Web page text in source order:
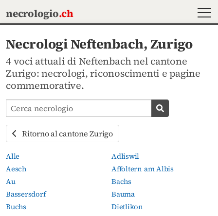
necrologio.ch
Necrologi Neftenbach, Zurigo
4 voci attuali di Neftenbach nel cantone
Zurigo: necrologi, riconoscimenti e pagine
commemorative.
Cerca avvisi mortuari
Cerca
Ritorno al cantone Zurigo
Alle
Adliswil
Aesch
Affoltern am Albis
Au
Bachs
Bassersdorf
Bauma
Buchs
Dietlikon